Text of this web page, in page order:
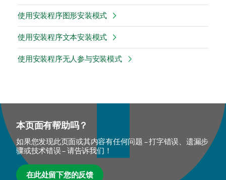
使用安装程序图形安装模式
使用安装程序文本安装模式
使用安装程序无人参与安装模式
本页面有帮助吗？
如果您发现此页面或其内容有任何问题 – 打字错误、遗漏步
骤或技术错误 – 请告诉我们！
在此处留下您的反馈